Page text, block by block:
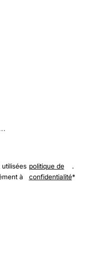
à
politique de
confidentialité
.
*